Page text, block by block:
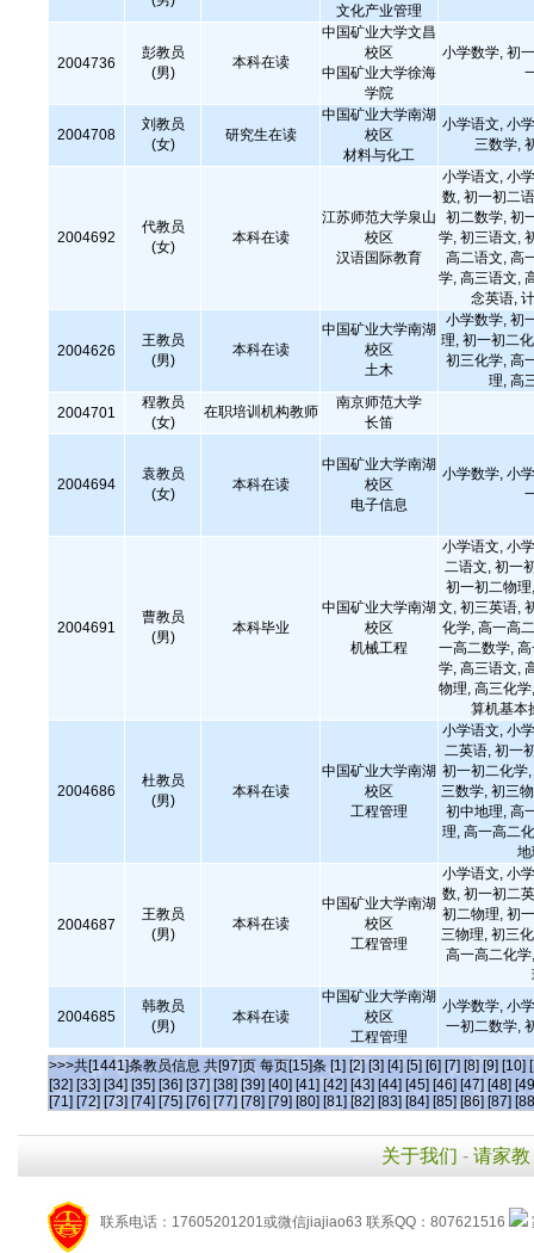
文化产业管理
2004736
彭教员
(男)
本科在读
中国矿业大学文昌
校区
中国矿业大学徐海
学院
小学数学, 初
2004708
刘教员
(女)
研究生在读
中国矿业大学南湖
校区
材料与化工
小学语文, 小
三数学,
2004692
代教员
(女)
本科在读
江苏师范大学泉山
校区
汉语国际教育
小学语文, 小
数, 初一初二
初二数学, 初
学, 初三语文,
高二语文, 高
学, 高三语文,
念英语,
2004626
王教员
(男)
本科在读
中国矿业大学南湖
校区
土木
小学数学, 初
理, 初一初二
初三化学, 高
理, 高
2004701
程教员
(女)
在职培训机构教师
南京师范大学
长笛
2004694
袁教员
(女)
本科在读
中国矿业大学南湖
校区
电子信息
小学数学, 小
2004691
曹教员
(男)
本科毕业
中国矿业大学南湖
校区
机械工程
小学语文, 小
二语文, 初一
初一初二物
文, 初三英语,
化学, 高一高
一高二数学,
学, 高三语文,
物理, 高三化
算机基本
2004686
杜教员
(男)
本科在读
中国矿业大学南湖
校区
工程管理
小学语文, 小
二英语, 初一
初一初二化学
三数学, 初三
初中地理, 高
理, 高一高二
2004687
王教员
(男)
本科在读
中国矿业大学南湖
校区
工程管理
小学语文, 小
数, 初一初二
初二物理, 初
三物理, 初三
高一高二化
2004685
韩教员
(男)
本科在读
中国矿业大学南湖
校区
工程管理
小学数学, 小
一初二数学,
>>>共[1441]条教员信息 共[97]页 每页[15]条 [1] [2] [3] [4] [5] [6] [7] [8] [9] [10]
[32] [33] [34] [35] [36] [37] [38] [39] [40] [41] [42] [43] [44] [45] [46] [47] [48]
[71] [72] [73] [74] [75] [76] [77] [78] [79] [80] [81] [82] [83] [84] [85] [86] [87]
关于我们 - 请家教
联系电话：17605201201或微信jiajiao63 联系QQ：807621516